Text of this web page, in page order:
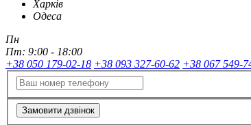
Харків
Одеса
Пн
Пт: 9:00 - 18:00
+38 050 179-02-18 +38 093 327-60-62 +38 067 549-
Замовити дзвінок